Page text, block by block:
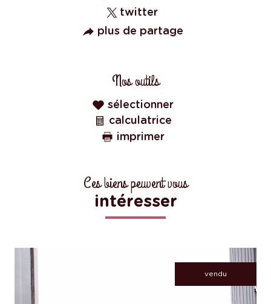
twitter
plus de partage
Nos outils
sélectionner
calculatrice
imprimer
Ces biens peuvent vous
intéresser
vendu